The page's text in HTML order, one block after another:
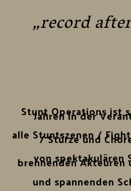
„record
Stunt Operations ist
Jahren in der
alle Stuntszenen /
/ Stürze und
von spektakulären
brennenden Akteuren
und spannenden